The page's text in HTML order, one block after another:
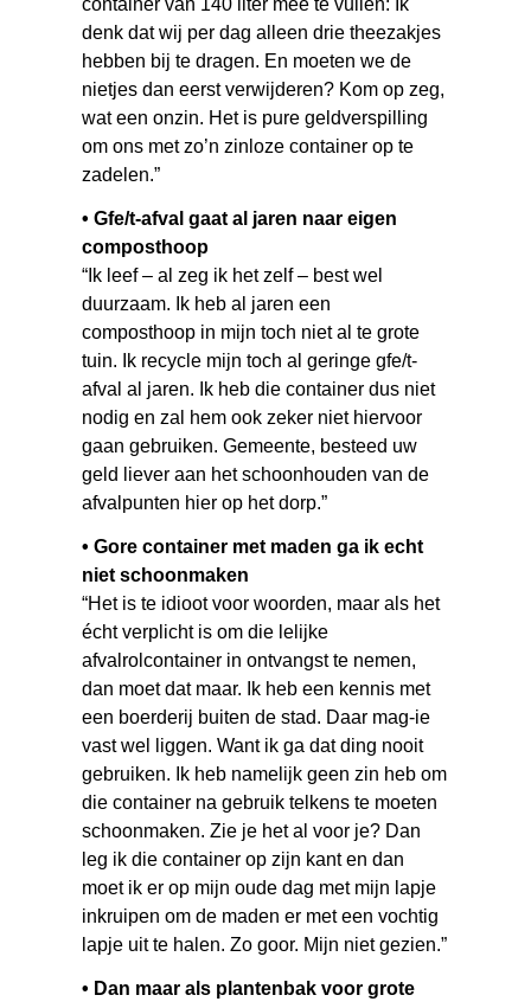
denk dat wij per dag alleen drie theezakjes
hebben bij te dragen. En moeten we de
nietjes dan eerst verwijderen? Kom op zeg,
wat een onzin. Het is pure geldverspilling
om ons met zo’n zinloze container op te
zadelen.”
• Gfe/t-afval gaat al jaren naar eigen
composthoop
“Ik leef – al zeg ik het zelf – best wel
duurzaam. Ik heb al jaren een
composthoop in mijn toch niet al te grote
tuin. Ik recycle mijn toch al geringe gfe/t-
afval al jaren. Ik heb die container dus niet
nodig en zal hem ook zeker niet hiervoor
gaan gebruiken. Gemeente, besteed uw
geld liever aan het schoonhouden van de
afvalpunten hier op het dorp.”
• Gore container met maden ga ik echt
niet schoonmaken
“Het is te idioot voor woorden, maar als het
écht verplicht is om die lelijke
afvalrolcontainer in ontvangst te nemen,
dan moet dat maar. Ik heb een kennis met
een boerderij buiten de stad. Daar mag-ie
vast wel liggen. Want ik ga dat ding nooit
gebruiken. Ik heb namelijk geen zin heb om
die container na gebruik telkens te moeten
schoonmaken. Zie je het al voor je? Dan
leg ik die container op zijn kant en dan
moet ik er op mijn oude dag met mijn lapje
inkruipen om de maden er met een vochtig
lapje uit te halen. Zo goor. Mijn niet gezien.”
• Dan maar als plantenbak voor grote